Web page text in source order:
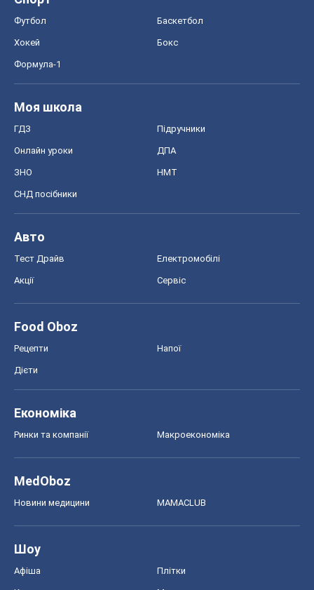
Футбол Баскетбол
Хокей Бокс
Формула-1
Моя школа
ГДЗ Підручники
Онлайн уроки ДПА
ЗНО НМТ
СНД посібники
Авто
Тест Драйв Електромобілі
Акції Сервіс
Food Oboz
Рецепти Напої
Дієти
Економіка
Ринки та компанії Макроекономіка
MedOboz
Новини медицини MAMACLUB
Шоу
Афіша Плітки